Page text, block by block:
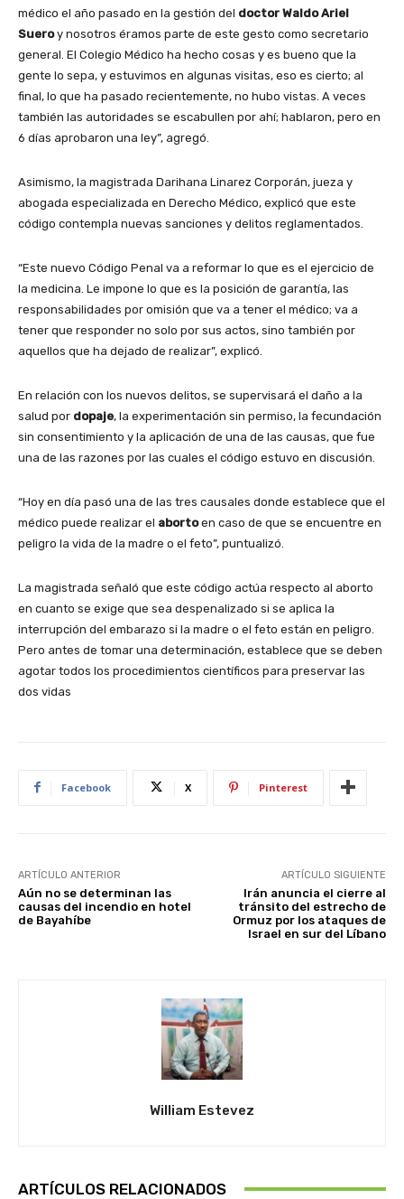
médico el año pasado en la gestión del doctor Waldo Ariel
Sueroy nosotros éramos parte de este gesto como secretario
general. El Colegio Médico ha hecho cosas y es bueno que la
gente lo sepa, y estuvimos en algunas visitas, eso es cierto; al
final, lo que ha pasado recientemente, no hubo vistas. A veces
también las autoridades se escabullen por ahí; hablaron, pero en
6 días aprobaron una ley”, agregó.
Asimismo, la magistrada Darihana Linarez Corporán, jueza y
abogada especializada en Derecho Médico, explicó que este
código contempla nuevas sanciones y delitos reglamentados.
“Este nuevo Código Penal va a reformar lo que es el ejercicio de
la medicina. Le impone lo que es la posición de garantía, las
responsabilidades por omisión que va a tener el médico; va a
tener que responder no solo por sus actos, sino también por
aquellos que ha dejado de realizar”, explicó.
En relación con los nuevos delitos, se supervisará el daño a la
salud por dopaje, la experimentación sin permiso, la fecundación
sin consentimiento y la aplicación de una de las causas, que fue
una de las razones por las cuales el código estuvo en discusión.
“Hoy en día pasó una de las tres causales donde establece que el
médico puede realizar el abortoen caso de que se encuentre en
peligro la vida de la madre o el feto”, puntualizó.
La magistrada señaló que este código actúa respecto al aborto
en cuanto se exige que sea despenalizado si se aplica la
interrupción del embarazo si la madre o el feto están en peligro.
Pero antes de tomar una determinación, establece que se deben
agotar todos los procedimientos científicos para preservar las
dos vidas
Facebook X Pinterest
ARTÍCULO ANTERIOR
Aún no se determinan las
causas del incendio en hotel
de Bayahíbe
ARTÍCULO SIGUIENTE
Irán anuncia el cierre al
tránsito del estrecho de
Ormuz por los ataques de
Israel en sur del Líbano
William Estevez
ARTÍCULOS RELACIONADOS